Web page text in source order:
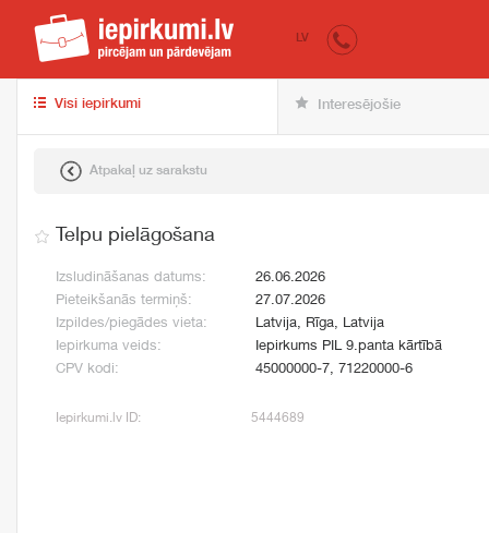
iepirkumi.lv
LV
Visi iepirkumi Interesējošie
Atpakaļ uz sarakstu
Telpu pielāgošana
Izsludināšanas datums:
26.06.2026
Pieteikšanās termiņš:
27.07.2026
Izpildes/piegādes vieta:
Latvija, Rīga, Latvija
Iepirkuma veids:
Iepirkums PIL 9.panta kārtībā
CPV kodi:
45000000-7, 71220000-6
Iepirkumi.lv ID: 5444689